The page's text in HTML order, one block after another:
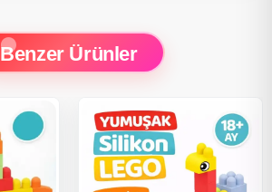
Benzer Ürünler